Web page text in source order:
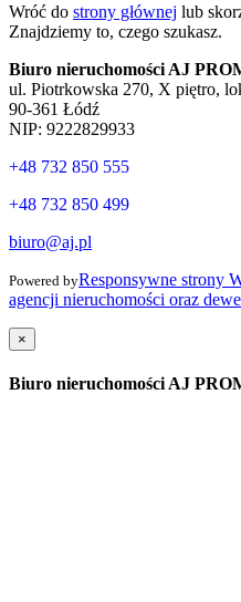
Wróć do strony głównej lub
Znajdziemy to, czego szukasz.
Biuro nieruchomości AJ
ul. Piotrkowska 270, X piętro,
90-361 Łódź
NIP: 9222829933
+48 732 850 555
+48 732 850 499
biuro@aj.pl
Powered byResponsywne strony
agencji nieruchomości oraz
×
Biuro nieruchomości AJ